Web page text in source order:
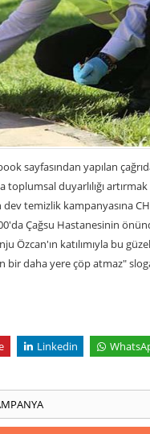
sayfasından yapılan
duyarlılığı
dev temizlik kampanyasına
Çağsu Hastanesinin
Özcan'ın katılımıyla bu
daha yere çöp atmaz"
Linkedin